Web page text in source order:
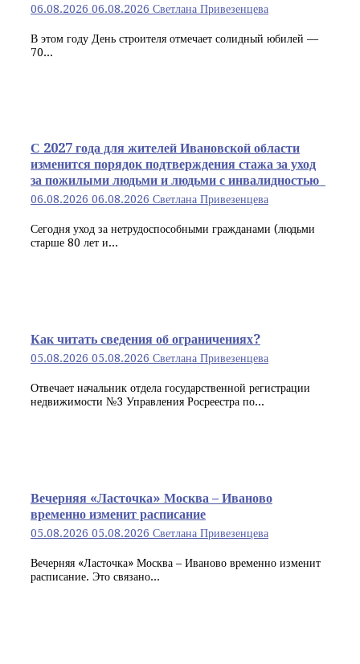
06.08.2026 06.08.2026 Светлана Привезенцева
В этом году День строителя отмечает солидный юбилей —
70...
С 2027 года для жителей Ивановской области
изменится порядок подтверждения стажа за уход
за пожилыми людьми и людьми с инвалидностью
06.08.2026 06.08.2026 Светлана Привезенцева
Сегодня уход за нетрудоспособными гражданами (людьми
старше 80 лет и...
Как читать сведения об ограничениях?
05.08.2026 05.08.2026 Светлана Привезенцева
Отвечает начальник отдела государственной регистрации
недвижимости №3 Управления Росреестра по...
Вечерняя «Ласточка» Москва – Иваново
временно изменит расписание
05.08.2026 05.08.2026 Светлана Привезенцева
Вечерняя «Ласточка» Москва – Иваново временно изменит
расписание. Это связано...